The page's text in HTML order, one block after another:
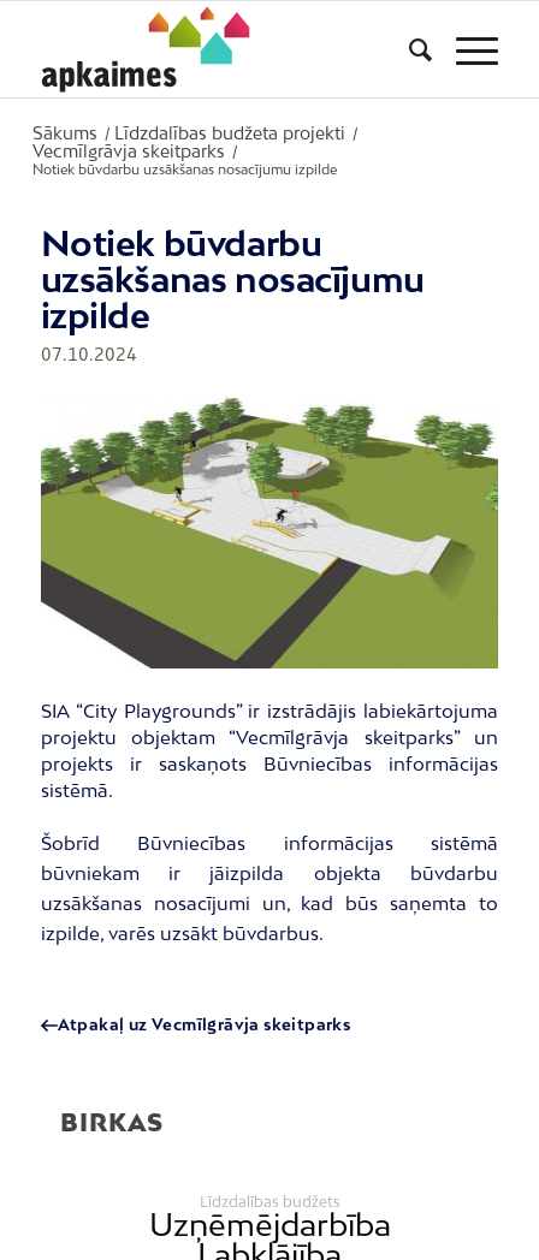
Sākums / Līdzdalības budžeta projekti /
Vecmīlgrāvja skeitparks
/
Notiek būvdarbu uzsākšanas nosacījumu izpilde
Notiek būvdarbu
uzsākšanas nosacījumu
izpilde
07.10.2024
SIA “City Playgrounds” ir izstrādājis labiekārtojuma
projektu objektam “Vecmīlgrāvja skeitparks” un
projekts ir saskaņots Būvniecības informācijas
sistēmā.
Šobrīd Būvniecības informācijas sistēmā
būvniekam ir jāizpilda objekta būvdarbu
uzsākšanas nosacījumi un, kad būs saņemta to
izpilde, varēs uzsākt būvdarbus.
Atpakaļ uz Vecmīlgrāvja skeitparks
BIRKAS
Līdzdalības budžets
Uzņēmējdarbība